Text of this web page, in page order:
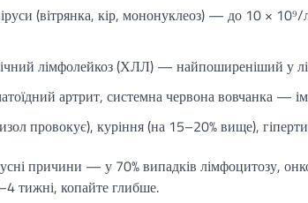
(вітрянка, кір, мононуклеоз) — до 10 × 10⁹/
лімфолейкоз (ХЛЛ) — найпоширеніший у
артрит, системна червона вовчанка —
провокує), куріння (на 15–20% вище),
причини — у 70% випадків лімфоцитозу,
тижні, копайте глибше.